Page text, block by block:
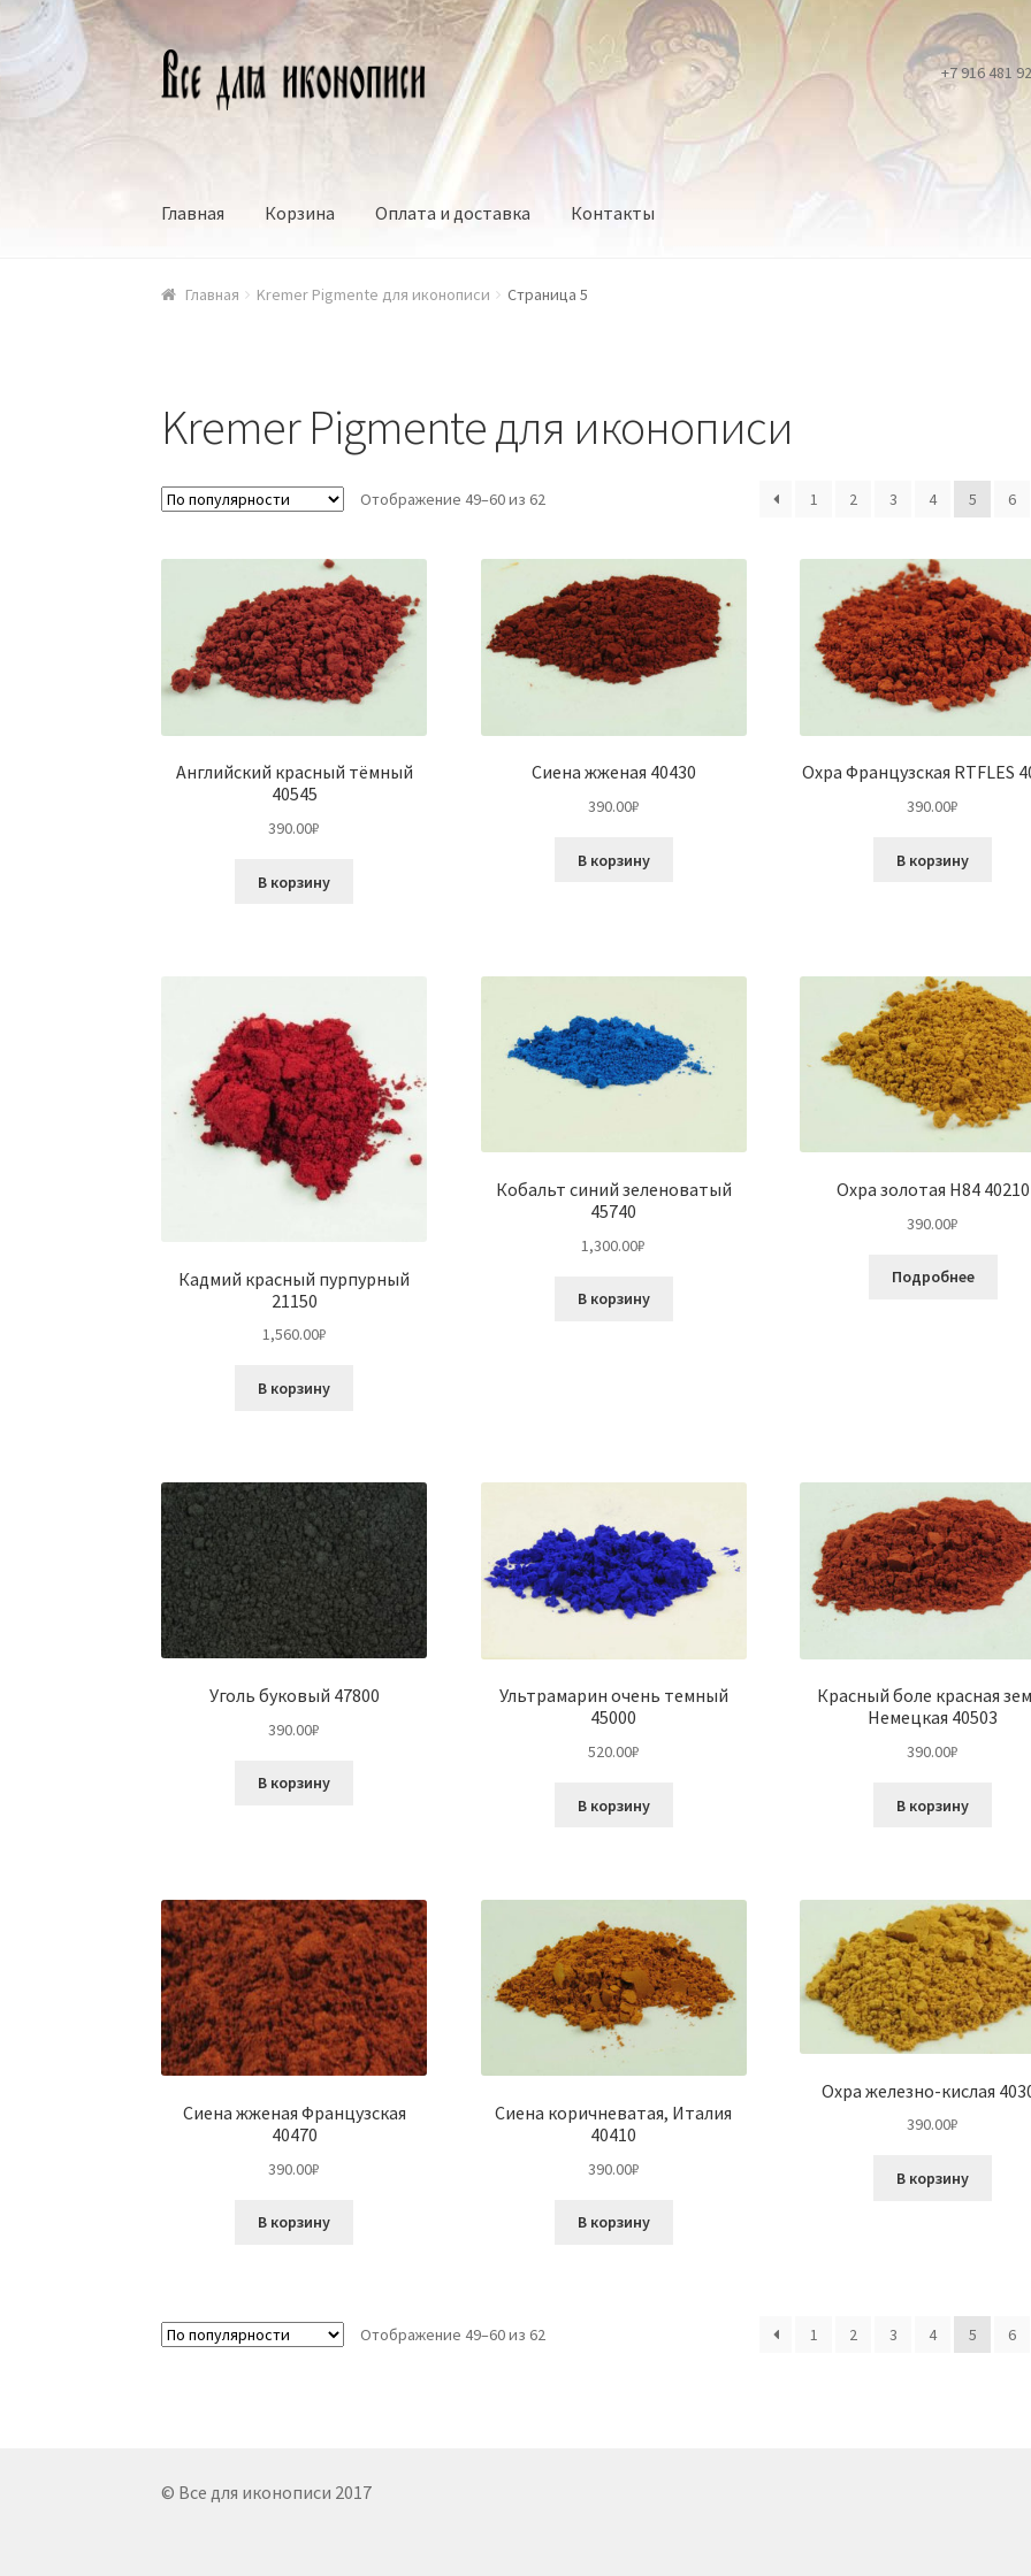
Перейти
к
навигации
Перейти
к
содержимому
+7 916 481
Главная Корзина Оплата и доставка Контакты
Главная Kremer Pigmente для иконописи Страница 5
Kremer Pigmente для иконописи
Отображение 49–60 из 62 1 2 3 4 5 6
Английский красный тёмный
40545
390.00₽
В корзину
Сиена жженая 40430
390.00₽
В корзину
Охра Французская RTFLES
390.00₽
В корзину
Кадмий красный пурпурный
21150
1,560.00₽
В корзину
Кобальт синий зеленоватый
45740
1,300.00₽
В корзину
Охра золотая Н84 40210
390.00₽
Подробнее
Уголь буковый 47800
390.00₽
В корзину
Ультрамарин очень темный
45000
520.00₽
В корзину
Красный боле красная
Немецкая 40503
390.00₽
В корзину
Сиена жженая Французская
40470
390.00₽
В корзину
Сиена коричневатая, Италия
40410
390.00₽
В корзину
Охра железно-кислая
390.00₽
В корзину
Отображение 49–60 из 62 1 2 3 4 5 6
© Все для иконописи 2017